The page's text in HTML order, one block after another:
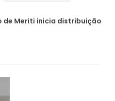
de Meriti inicia distribuição